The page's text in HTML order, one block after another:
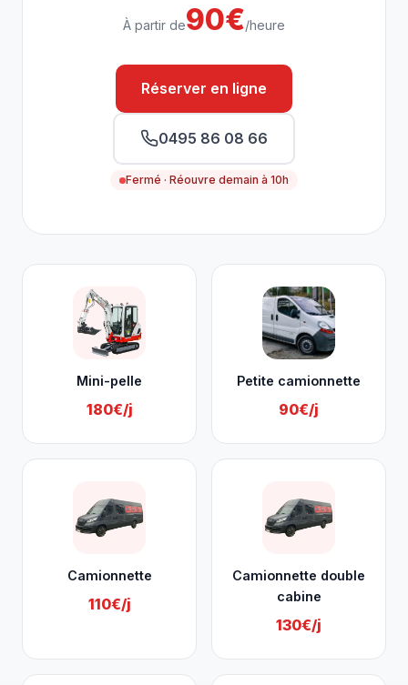
À partir de90€/heure
Réserver en ligne
0495 86 08 66
Fermé · Réouvre demain à 10h
Mini-pelle
180€/j
Petite camionnette
90€/j
Camionnette
110€/j
Camionnette double
cabine
130€/j